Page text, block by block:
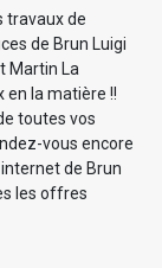
travaux de
de Brun Luigi
Martin La
en la matière !!
toutes vos
vous encore
de Brun
les offres